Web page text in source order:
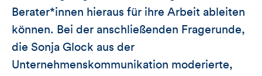
Berater*innen hieraus für ihre Arbeit ableiten
können. Bei der anschließenden Fragerunde,
die Sonja Glock aus der
Unternehmenskommunikation moderierte,